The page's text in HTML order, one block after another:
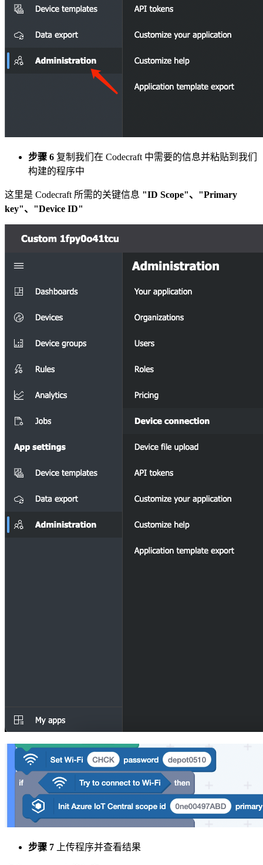
步骤 6 复制我们在 Codecraft 中需要的信息并粘贴到我们
构建的程序中
这里是 Codecraft 所需的关键信息 "ID Scope"、"Primary
key"、"Device ID"
步骤 7 上传程序并查看结果